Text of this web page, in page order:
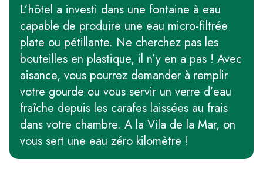
L’hôtel a investi dans une fontaine à eau
capable de produire une eau micro-filtrée
plate ou pétillante. Ne cherchez pas les
bouteilles en plastique, il n’y en a pas ! Avec
aisance, vous pourrez demander à remplir
votre gourde ou vous servir un verre d’eau
fraîche depuis les carafes laissées au frais
dans votre chambre. A la Vila de la Mar, on
vous sert une eau zéro kilomètre !